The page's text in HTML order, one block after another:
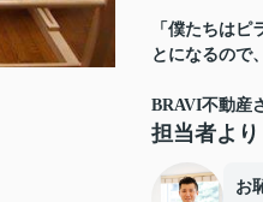
「僕たちは
とになるので
BRAVI不動産
担当者より
お